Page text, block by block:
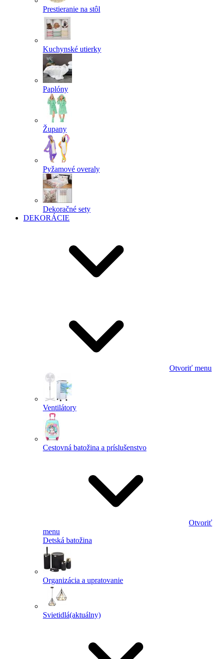
Prestieranie na stôl
Kuchynské utierky
Paplóny
Župany
Pyžamové overaly
Dekoračné sety
DEKORÁCIE
Otvoriť menu
Ventilátory
Cestovná batožina a príslušenstvo
Otvoriť
menu
Detská batožina
Organizácia a upratovanie
Svietidlá(aktuálny)